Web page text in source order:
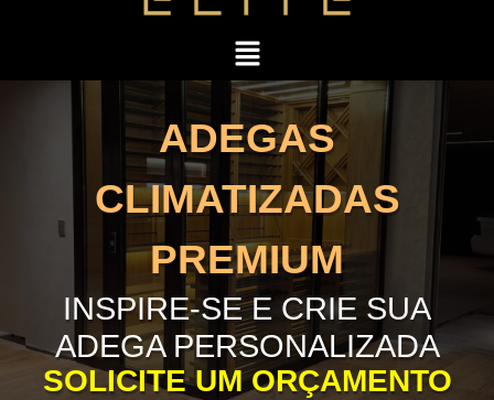
ADEGAS
CLIMATIZADAS
PREMIUM
INSPIRE-SE E CRIE SUA
ADEGA PERSONALIZADA
SOLICITE UM ORÇAMENTO